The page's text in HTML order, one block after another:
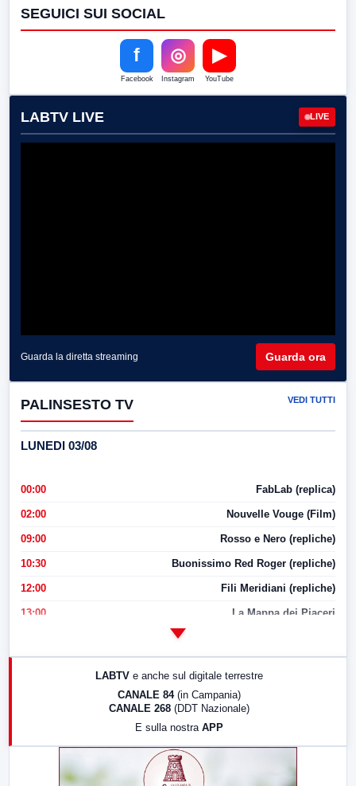
SEGUICI SUI SOCIAL
f
Facebook
◎
Instagram
▶
YouTube
LABTV LIVE LIVE
Guarda la diretta streaming Guarda ora
PALINSESTO TV VEDI TUTTI
LUNEDI 03/08
00:00 FabLab (replica)
02:00 Nouvelle Vouge (Film)
09:00 Rosso e Nero (repliche)
10:30 Buonissimo Red Roger (repliche)
12:00 Fili Meridiani (repliche)
13:00 La Mappa dei Piaceri
LABTV e anche sul digitale terrestre
CANALE 84 (in Campania)
CANALE 268 (DDT Nazionale)
E sulla nostra APP